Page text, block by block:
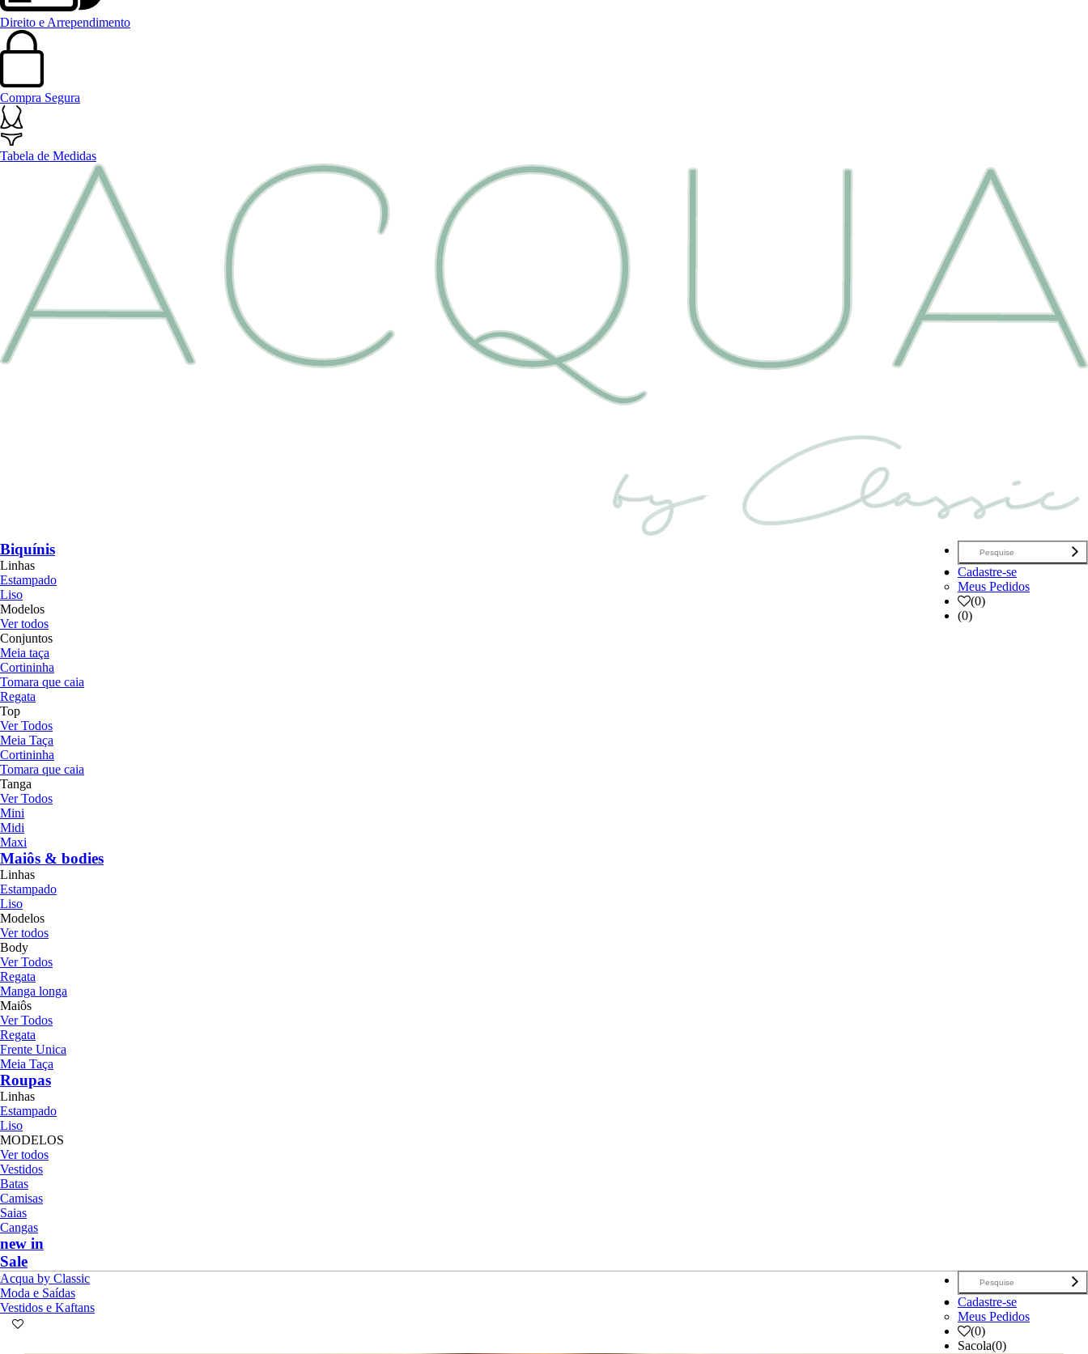
Direito e Arrependimento
Compra Segura
Tabela de Medidas
Cadastre-se
Meus Pedidos
(0)
(0)
Biquínis
Linhas
Estampado
Liso
Modelos
Ver todos
Conjuntos
Meia taça
Cortininha
Tomara que caia
Regata
Top
Ver Todos
Meia Taça
Cortininha
Tomara que caia
Tanga
Ver Todos
Mini
Midi
Maxi
Maiôs & bodies
Linhas
Estampado
Liso
Modelos
Ver todos
Body
Ver Todos
Regata
Manga longa
Maiôs
Ver Todos
Regata
Frente Unica
Meia Taça
Roupas
Linhas
Estampado
Liso
MODELOS
Ver todos
Vestidos
Batas
Camisas
Saias
Cangas
new in
Sale
Cadastre-se
Meus Pedidos
(0)
Sacola(0)
Acqua by Classic
Moda e Saídas
Vestidos e Kaftans